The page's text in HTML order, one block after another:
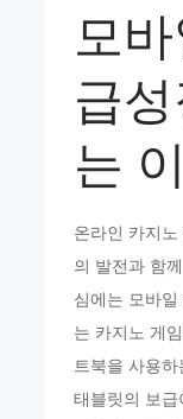
모
급
는
온라인 카지
의 발전과 함
심에는 모바
는 카지노 게
트북을 사용
태블릿의 보